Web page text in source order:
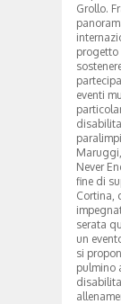
Grollo.
progetto
eventi
Never
fine di
Cortina,
serata
un
si
pulmino